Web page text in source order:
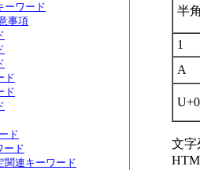
ーワード
事項
ド
ド
ド
ード
関連キーワード
半
1
A
文字